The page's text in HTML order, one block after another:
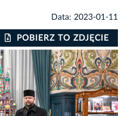
Data: 2023-01-11
POBIERZ TO ZDJĘCIE